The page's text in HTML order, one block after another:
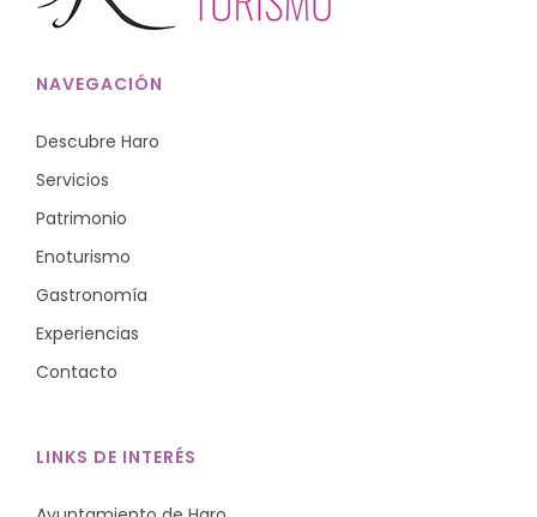
NAVEGACIÓN
Descubre Haro
Servicios
Patrimonio
Enoturismo
Gastronomía
Experiencias
Contacto
LINKS DE INTERÉS